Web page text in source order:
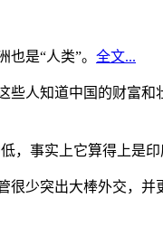
是“人类”。 全文...
人知道中国的财富
，事实上它算得上是印
少突出大棒外交，